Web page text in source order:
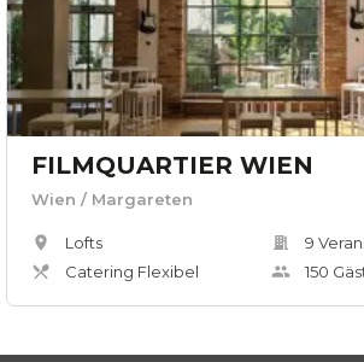
FILMQUARTIER WIEN
Wien / Margareten
Lofts
Catering Flexibel
9
150